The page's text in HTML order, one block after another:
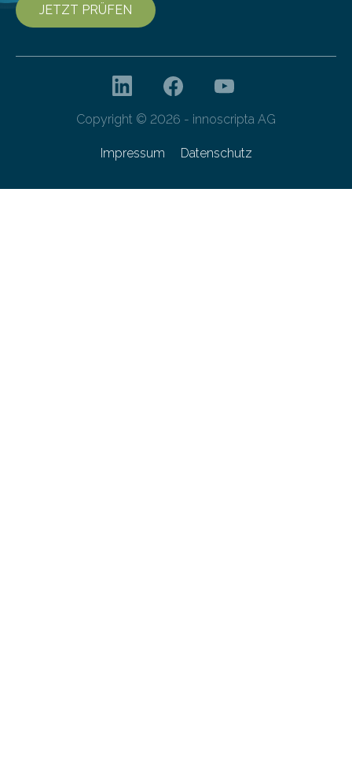
JETZT PRÜFEN
Copyright © 2026 - innoscripta AG
Impressum Datenschutz